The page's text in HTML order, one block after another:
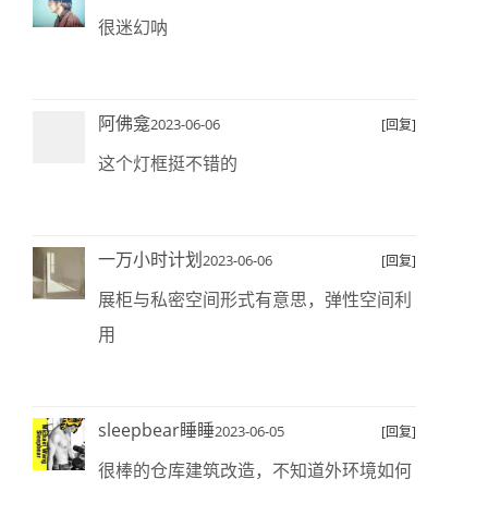
很迷幻呐
阿佛龛2023-06-06 [回复]
这个灯框挺不错的
一万小时计划2023-06-06 [回复]
展柜与私密空间形式有意思，弹性空间利
用
sleepbear睡睡2023-06-05 [回复]
很棒的仓库建筑改造，不知道外环境如何